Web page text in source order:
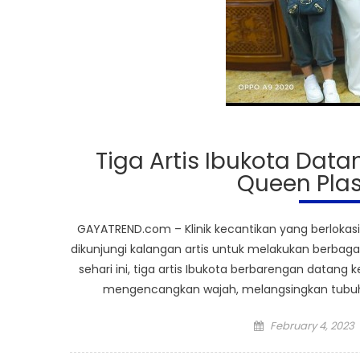
Tiga Artis Ibukota
Queen
GAYATREND.com – Klinik kecantikan yang
dikunjungi kalangan artis untuk melakukan
sehari ini, tiga artis Ibukota berbarengan datang
mengencangkan wajah, melangsingkan
Posted
February 4, 2023